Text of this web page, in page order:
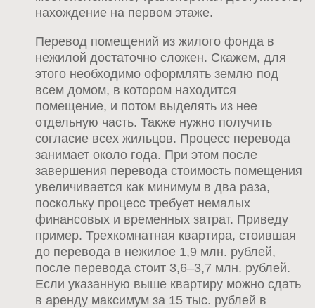
нахождение на первом этаже.
Перевод помещений из жилого фонда в
нежилой достаточно сложен. Скажем, для
этого необходимо оформлять землю под
всем домом, в котором находится
помещение, и потом выделять из нее
отдельную часть. Также нужно получить
согласие всех жильцов. Процесс перевода
занимает около года. При этом после
завершения перевода стоимость помещения
увеличивается как минимум в два раза,
поскольку процесс требует немалых
финансовых и временных затрат. Приведу
пример. Трехкомнатная квартира, стоившая
до перевода в нежилое 1,9 млн. рублей,
после перевода стоит 3,6–3,7 млн. рублей.
Если указанную выше квартиру можно сдать
в аренду максимум за 15 тыс. рублей в